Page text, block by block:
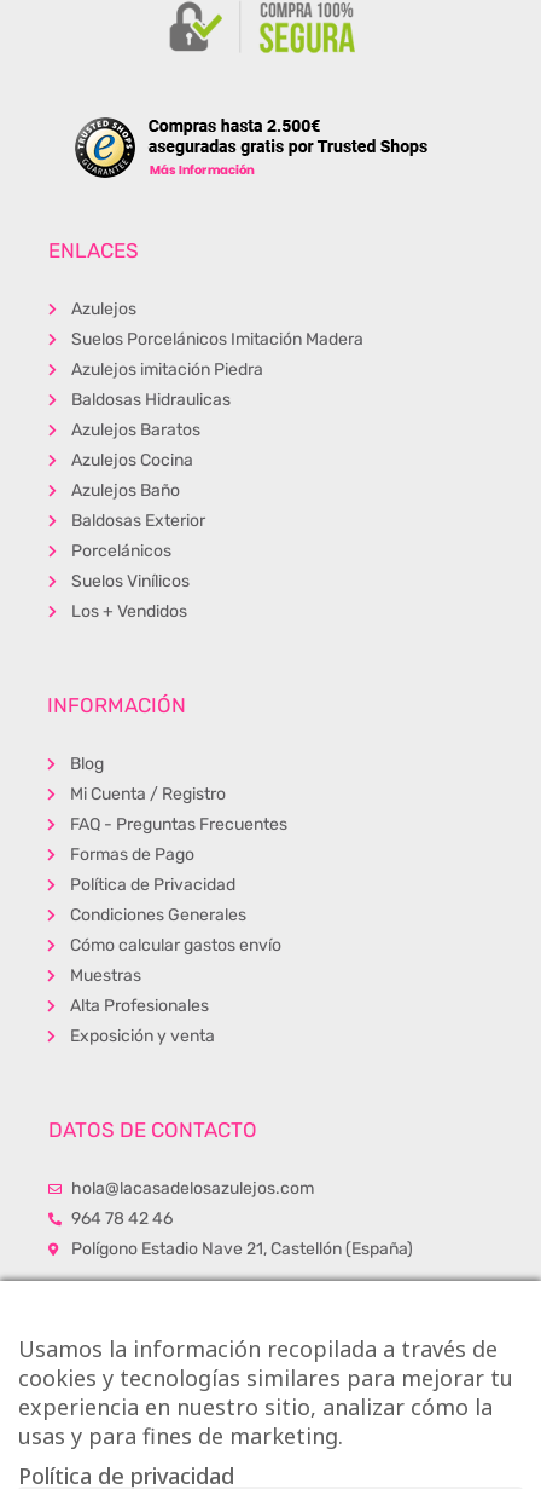
ENLACES
Azulejos
Suelos Porcelánicos Imitación Madera
Azulejos imitación Piedra
Baldosas Hidraulicas
Azulejos Baratos
Azulejos Cocina
Azulejos Baño
Baldosas Exterior
Porcelánicos
Suelos Vinílicos
Los + Vendidos
INFORMACIÓN
Blog
Mi Cuenta / Registro
FAQ - Preguntas Frecuentes
Formas de Pago
Política de Privacidad
Condiciones Generales
Cómo calcular gastos envío
Muestras
Alta Profesionales
Exposición y venta
DATOS DE CONTACTO
hola@lacasadelosazulejos.com
964 78 42 46
Polígono Estadio Nave 21, Castellón (España)
Usamos la información recopilada a través de
cookies y tecnologías similares para mejorar tu
experiencia en nuestro sitio, analizar cómo la
usas y para fines de marketing.
Política de privacidad